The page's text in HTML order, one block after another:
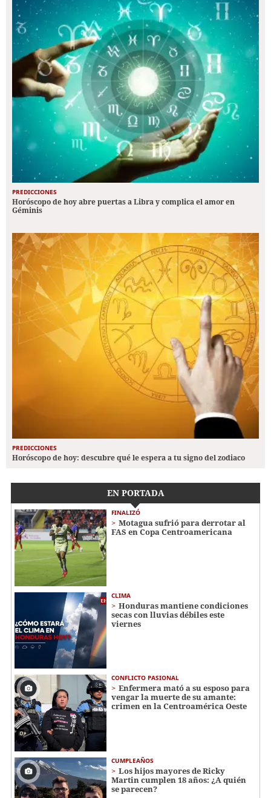
PREDICCIONES
Horóscopo de hoy abre puertas a Libra y complica el amor en
Géminis
PREDICCIONES
Horóscopo de hoy: descubre qué le espera a tu signo del zodiaco
EN PORTADA
FINALIZÓ
Motagua sufrió para derrotar al
FAS en Copa Centroamericana
CLIMA
Honduras mantiene condiciones
secas con lluvias débiles este
viernes
CONFLICTO PASIONAL
Enfermera mató a su esposo para
vengar la muerte de su amante:
crimen en la Centroamérica Oeste
CUMPLEAÑOS
Los hijos mayores de Ricky
Martin cumplen 18 años: ¿A quién
se parecen?